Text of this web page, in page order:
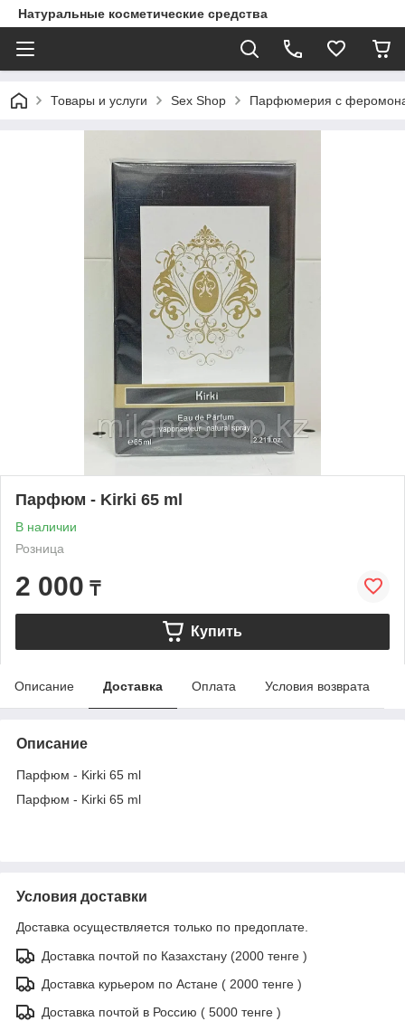
Натуральные косметические средства
Товары и услуги Sex Shop Парфюмерия с
Парфюм - Kirki 65 ml
В наличии
Розница
2 000 ₸
Купить
Описание Доставка Оплата Условия возврата
Описание
Парфюм - Kirki 65 ml
Парфюм - Kirki 65 ml
Условия доставки
Доставка осуществляется только по предоплате.
Доставка почтой по Казахстану (2000 тенге )
Доставка курьером по Астане ( 2000 тенге )
Доставка почтой в Россию ( 5000 тенге )